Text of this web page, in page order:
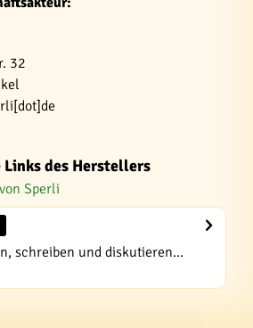
32
des Herstellers
Sperli
schreiben und diskutieren...